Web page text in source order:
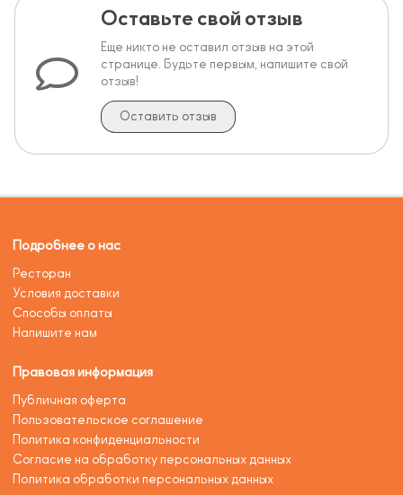
Оставьте свой отзыв
Еще никто не оставил отзыв на этой
странице. Будьте первым, напишите свой
отзыв!
Оставить отзыв
Подробнее о нас
Ресторан
Условия доставки
Способы оплаты
Напишите нам
Правовая информация
Публичная оферта
Пользовательское соглашение
Политика конфиденциальности
Согласие на обработку персональных данных
Политика обработки персональных данных